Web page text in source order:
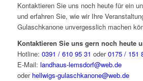
Kontaktieren Sie uns noch heute für ein
und erfahren Sie, wie wir Ihre
Gulaschkanone unvergesslich machen
Kontaktieren Sie uns gern noch heute
Hotline: 0391 / 610 95 31 oder0175 / 151
E-Mail: landhaus-lemsdorf@web.de
oder hellwigs-gulaschkanone@web.de